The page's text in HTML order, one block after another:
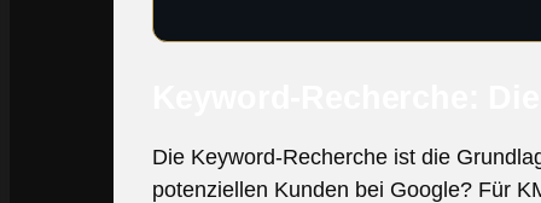
Die Keyword-Recherche ist die
potenziellen Kunden bei Google? Für